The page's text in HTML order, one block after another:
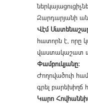
Զարդարյանի
Վէմ
հատորն է, որը
վաստակաշատ
Փամբուկյանը։
Ժողովածուի
գրել բարեխիղճ
Կարո